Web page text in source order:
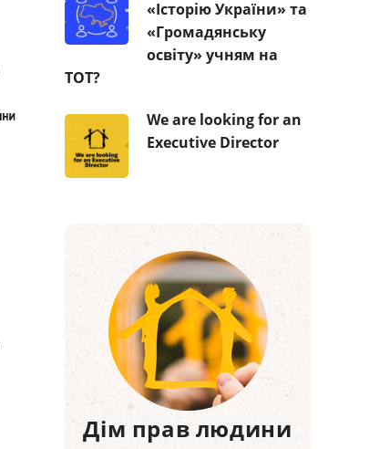
«Історію України» та
«Громадянську
освіту» учням на
ТОТ?
We are looking for an
Executive Director
Дім прав людини